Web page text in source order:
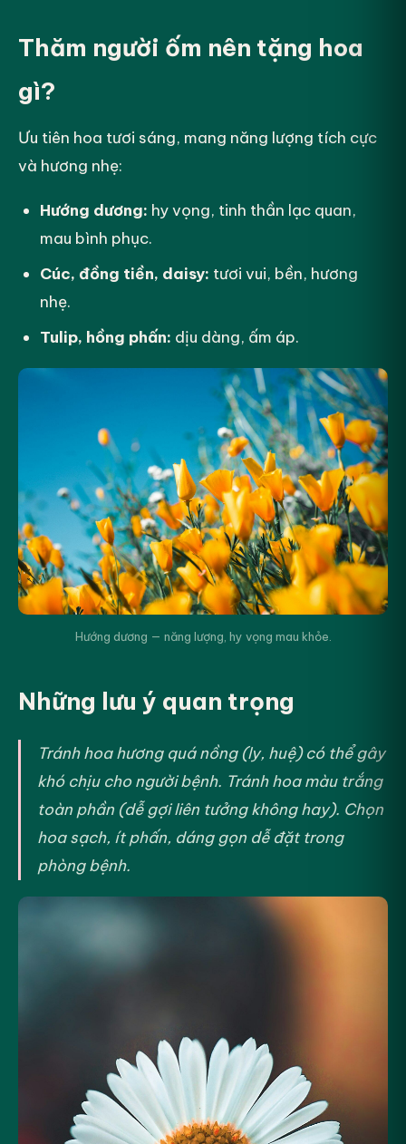
Thăm người ốm nên tặng hoa
gì?
Ưu tiên hoa tươi sáng, mang năng lượng tích cực
và hương nhẹ:
Hướng dương: hy vọng, tinh thần lạc quan,
mau bình phục.
Cúc, đồng tiền, daisy: tươi vui, bền, hương
nhẹ.
Tulip, hồng phấn: dịu dàng, ấm áp.
Hướng dương — năng lượng, hy vọng mau khỏe.
Những lưu ý quan trọng
Tránh hoa hương quá nồng (ly, huệ) có thể gây
khó chịu cho người bệnh. Tránh hoa màu trắng
toàn phần (dễ gợi liên tưởng không hay). Chọn
hoa sạch, ít phấn, dáng gọn dễ đặt trong
phòng bệnh.